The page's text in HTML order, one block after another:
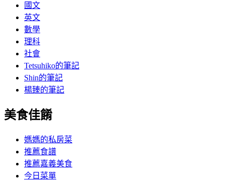
國文
英文
數學
理科
社會
Tetsuhiko的筆記
Shin的筆記
楊臻的筆記
美食佳餚
媽媽的私房菜
推薦食譜
推薦嘉義美食
今日菜單